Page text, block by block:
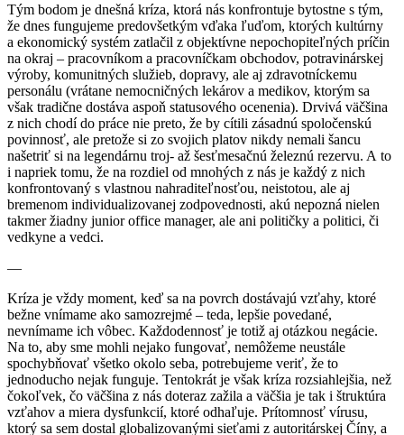
Tým bodom je dnešná kríza, ktorá nás konfrontuje bytostne s tým,
že dnes fungujeme predovšetkým vďaka ľuďom, ktorých kultúrny
a ekonomický systém zatlačil z objektívne nepochopiteľných príčin
na okraj – pracovníkom a pracovníčkam obchodov, potravinárskej
výroby, komunitných služieb, dopravy, ale aj zdravotníckemu
personálu (vrátane nemocničných lekárov a medikov, ktorým sa
však tradične dostáva aspoň statusového ocenenia). Drvivá väčšina
z nich chodí do práce nie preto, že by cítili zásadnú spoločenskú
povinnosť, ale pretože si zo svojich platov nikdy nemali šancu
našetriť si na legendárnu troj- až šesťmesačnú železnú rezervu. A to
i napriek tomu, že na rozdiel od mnohých z nás je každý z nich
konfrontovaný s vlastnou nahraditeľnosťou, neistotou, ale aj
bremenom individualizovanej zodpovednosti, akú nepozná nielen
takmer žiadny junior office manager, ale ani političky a politici, či
vedkyne a vedci.
—
Kríza je vždy moment, keď sa na povrch dostávajú vzťahy, ktoré
bežne vnímame ako samozrejmé – teda, lepšie povedané,
nevnímame ich vôbec. Každodennosť je totiž aj otázkou negácie.
Na to, aby sme mohli nejako fungovať, nemôžeme neustále
spochybňovať všetko okolo seba, potrebujeme veriť, že to
jednoducho nejak funguje. Tentokrát je však kríza rozsiahlejšia, než
čokoľvek, čo väčšina z nás doteraz zažila a väčšia je tak i štruktúra
vzťahov a miera dysfunkcií, ktoré odhaľuje. Prítomnosť vírusu,
ktorý sa sem dostal globalizovanými sieťami z autoritárskej Číny, a